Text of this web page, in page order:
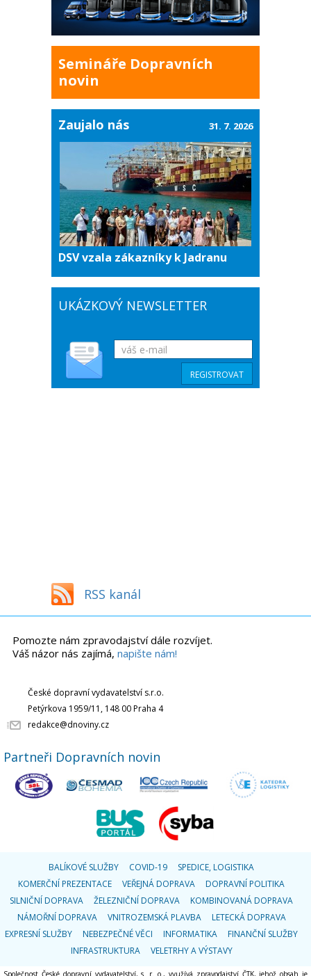
Semináře Dopravních
novin
Zaujalo nás
DSV vzala zákazníky k Jadranu
31. 7. 2026
UKÁZKOVÝ NEWSLETTER
RSS kanál
Pomozte nám zpravodajství dále rozvíjet.
Váš názor nás zajímá, napište nám!
České dopravní vydavatelství s.r.o.
Petýrkova 1959/11, 148 00 Praha 4
redakce@dnoviny.cz
Partneři Dopravních novin
BALÍKOVÉ SLUŽBY COVID-19
SPEDICE, LOGISTIKA
KOMERČNÍ PREZENTACE
VEŘEJNÁ DOPRAVA
DOPRAVNÍ POLITIKA
SILNIČNÍ DOPRAVA
ŽELEZNIČNÍ DOPRAVA
KOMBINOVANÁ DOPRAVA
NÁMOŘNÍ DOPRAVA
VNITROZEMSKÁ PLAVBA
LETECKÁ DOPRAVA
EXPRESNÍ SLUŽBY
NEBEZPEČNÉ VĚCI INFORMATIKA
FINANČNÍ SLUŽBY
INFRASTRUKTURA
VELETRHY A VÝSTAVY